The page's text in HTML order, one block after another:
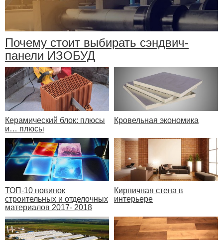
Почему стоит выбирать сэндвич-
панели ИЗОБУД
Керамический блок: плюсы
и… плюсы
Кровельная экономика
ТОП-10 новинок
строительных и отделочных
материалов 2017- 2018
Кирпичная стена в
интерьере